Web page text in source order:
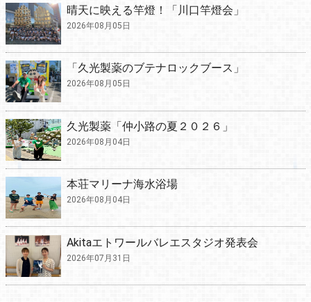
晴天に映える竿燈！「川口竿燈会」
2026年08月05日
「久光製薬のブテナロックブース」
2026年08月05日
久光製薬「仲小路の夏２０２６」
2026年08月04日
本荘マリーナ海水浴場
2026年08月04日
Akitaエトワールバレエスタジオ発表会
2026年07月31日